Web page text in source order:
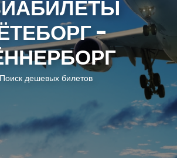
-
Поиск дешевых билетов